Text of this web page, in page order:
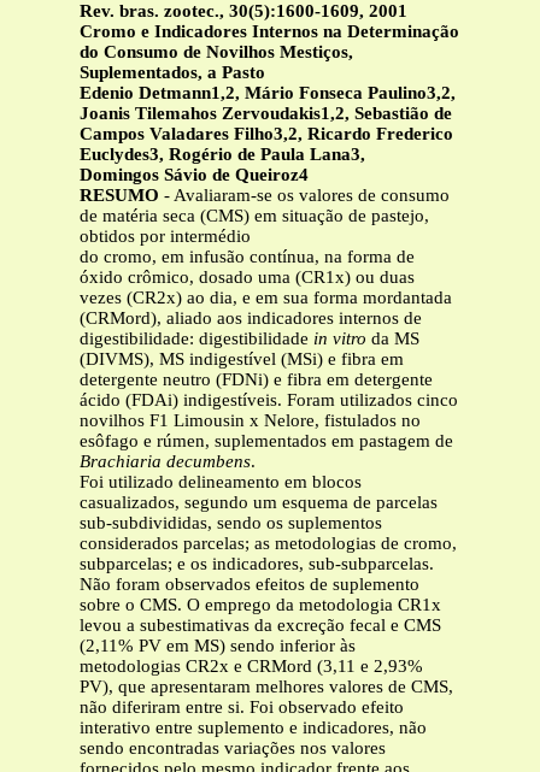
Rev. bras. zootec., 30(5):1600-1609, 2001
Cromo e Indicadores Internos na Determinação
do Consumo de Novilhos Mestiços,
Suplementados, a Pasto
Edenio Detmann1,2, Mário Fonseca Paulino3,2,
Joanis Tilemahos Zervoudakis1,2, Sebastião de
Campos Valadares Filho3,2, Ricardo Frederico
Euclydes3, Rogério de Paula Lana3,
Domingos Sávio de Queiroz4
RESUMO - Avaliaram-se os valores de consumo
de matéria seca (CMS) em situação de pastejo,
obtidos por intermédio
do cromo, em infusão contínua, na forma de
óxido crômico, dosado uma (CR1x) ou duas
vezes (CR2x) ao dia, e em sua forma mordantada
(CRMord), aliado aos indicadores internos de
digestibilidade: digestibilidade in vitro da MS
(DIVMS), MS indigestível (MSi) e fibra em
detergente neutro (FDNi) e fibra em detergente
ácido (FDAi) indigestíveis. Foram utilizados cinco
novilhos F1 Limousin x Nelore, fistulados no
esôfago e rúmen, suplementados em pastagem de
Brachiaria decumbens.
Foi utilizado delineamento em blocos
casualizados, segundo um esquema de parcelas
sub-subdivididas, sendo os suplementos
considerados parcelas; as metodologias de cromo,
subparcelas; e os indicadores, sub-subparcelas.
Não foram observados efeitos de suplemento
sobre o CMS. O emprego da metodologia CR1x
levou a subestimativas da excreção fecal e CMS
(2,11% PV em MS) sendo inferior às
metodologias CR2x e CRMord (3,11 e 2,93%
PV), que apresentaram melhores valores de CMS,
não diferiram entre si. Foi observado efeito
interativo entre suplemento e indicadores, não
sendo encontradas variações nos valores